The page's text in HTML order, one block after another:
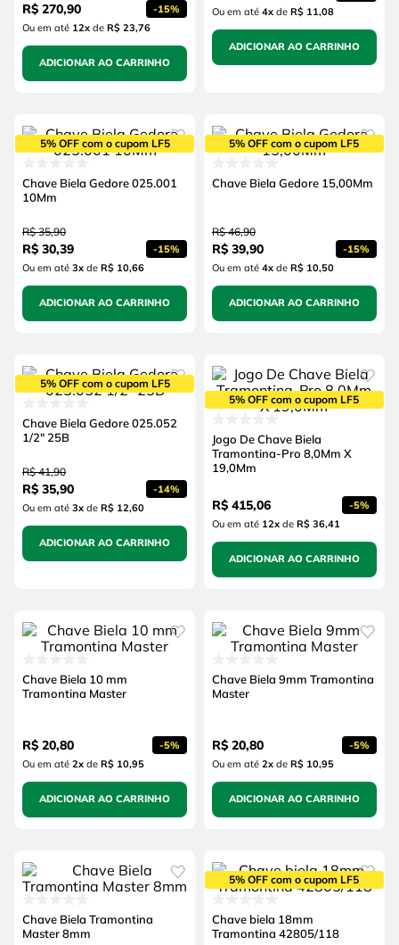
R$ 270,90 -15%
Ou em até 12xde R$ 23,76
ADICIONAR AO CARRINHO
Ou em até 4xde R$ 11,08
ADICIONAR AO CARRINHO
5% OFF com o cupom LF5
Chave Biela Gedore 025.001
10Mm
R$ 35,90
R$ 30,39 -15%
Ou em até 3xde R$ 10,66
ADICIONAR AO CARRINHO
5% OFF com o cupom LF5
Chave Biela Gedore 15,00Mm
R$ 46,90
R$ 39,90 -15%
Ou em até 4xde R$ 10,50
ADICIONAR AO CARRINHO
5% OFF com o cupom LF5
Chave Biela Gedore 025.052
1/2" 25B
R$ 41,90
R$ 35,90 -14%
Ou em até 3xde R$ 12,60
ADICIONAR AO CARRINHO
5% OFF com o cupom LF5
Jogo De Chave Biela
Tramontina-Pro 8,0Mm X
19,0Mm
R$ 415,06 -5%
Ou em até 12xde R$ 36,41
ADICIONAR AO CARRINHO
Chave Biela 10 mm
Tramontina Master
R$ 20,80 -5%
Ou em até 2xde R$ 10,95
ADICIONAR AO CARRINHO
Chave Biela 9mm Tramontina
Master
R$ 20,80 -5%
Ou em até 2xde R$ 10,95
ADICIONAR AO CARRINHO
Chave Biela Tramontina
Master 8mm
5% OFF com o cupom LF5
Chave biela 18mm
Tramontina 42805/118